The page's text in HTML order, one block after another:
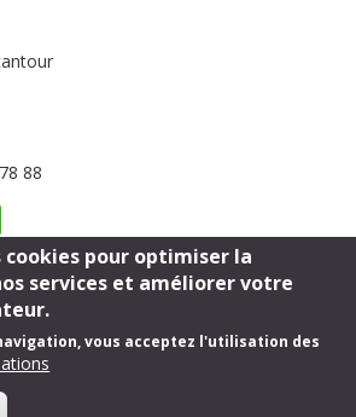
88
pour optimiser la
services et améliorer votre
vous acceptez l'utilisation des